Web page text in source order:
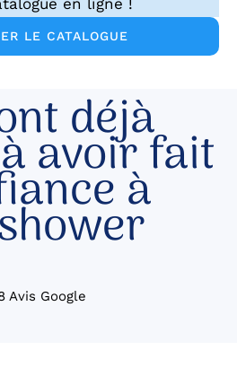
en ligne !
LE CATALOGUE
déjà
avoir fait
à
Avis Google